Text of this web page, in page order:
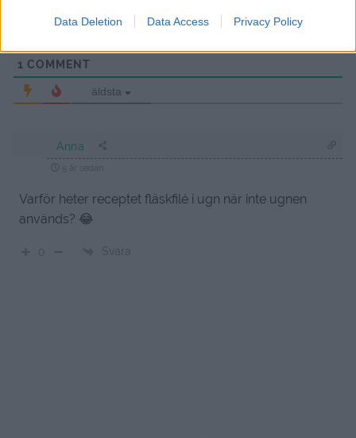
Data Deletion Data Access Privacy Policy
1 COMMENT
äldsta
Anna
Varför heter receptet fläskfilé i ugn när inte ugnen
används? 😂
Svara